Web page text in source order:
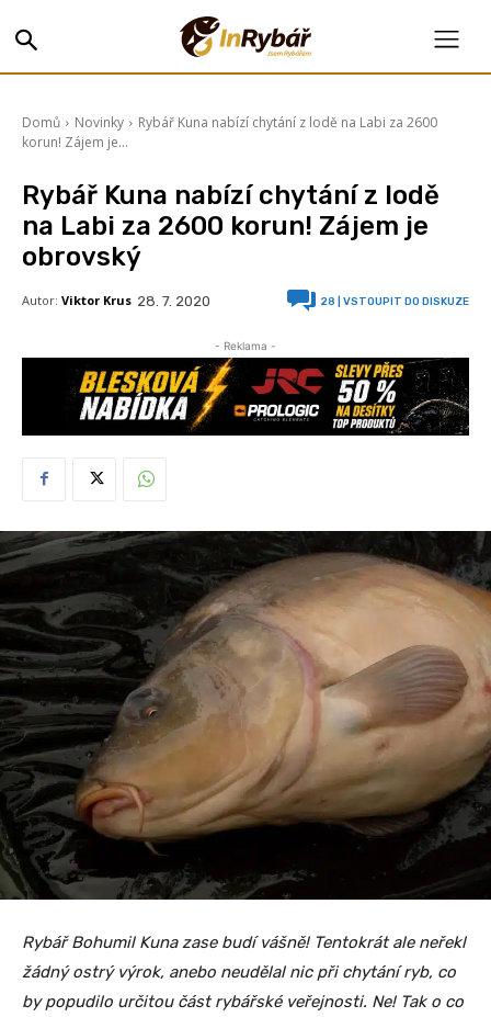
Domů Novinky
Rybář Kuna nabízí chytání z lodě na Labi za 2600
korun! Zájem je...
Rybář Kuna nabízí chytání z lodě
na Labi za 2600 korun! Zájem je
obrovský
Autor: Viktor Krus 28. 7. 2020 28 | VSTOUPIT DO DISKUZE
- Reklama -
Rybář Bohumil Kuna zase budí vášně! Tentokrát ale neřekl
žádný ostrý výrok, anebo neudělal nic při chytání ryb, co
by popudilo určitou část rybářské veřejnosti. Ne! Tak o co